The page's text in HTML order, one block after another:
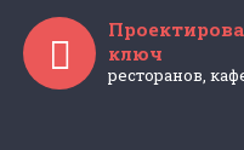
ключ
ресторанов,